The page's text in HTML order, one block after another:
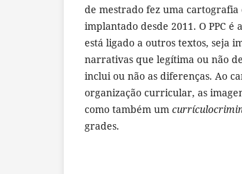
de mestrado fez uma cartografia
implantado desde 2011. O PPC
está ligado a outros textos, seja
narrativas que legítima ou não
inclui ou não as diferenças. Ao
organização curricular, as
como também um
grades.